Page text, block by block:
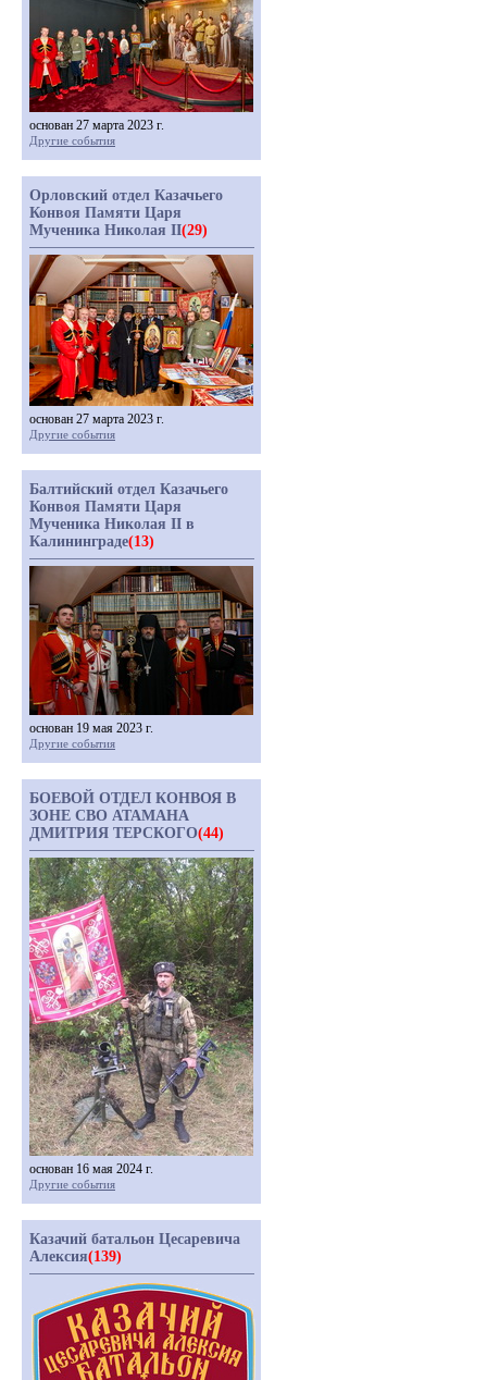
основан 27 марта 2023 г.
Другие события
Орловский отдел Казачьего
Конвоя Памяти Царя
Мученика Николая II(29)
основан 27 марта 2023 г.
Другие события
Балтийский отдел Казачьего
Конвоя Памяти Царя
Мученика Николая II в
Калининграде(13)
основан 19 мая 2023 г.
Другие события
БОЕВОЙ ОТДЕЛ КОНВОЯ В
ЗОНЕ СВО АТАМАНА
ДМИТРИЯ ТЕРСКОГО(44)
основан 16 мая 2024 г.
Другие события
Казачий батальон Цесаревича
Алексия(139)